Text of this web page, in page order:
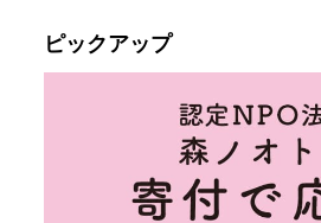
ピックアップ